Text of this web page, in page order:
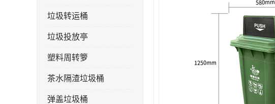
垃圾转运桶
垃圾投放亭
塑料周转箩
茶水隔渣垃圾桶
弹盖垃圾桶